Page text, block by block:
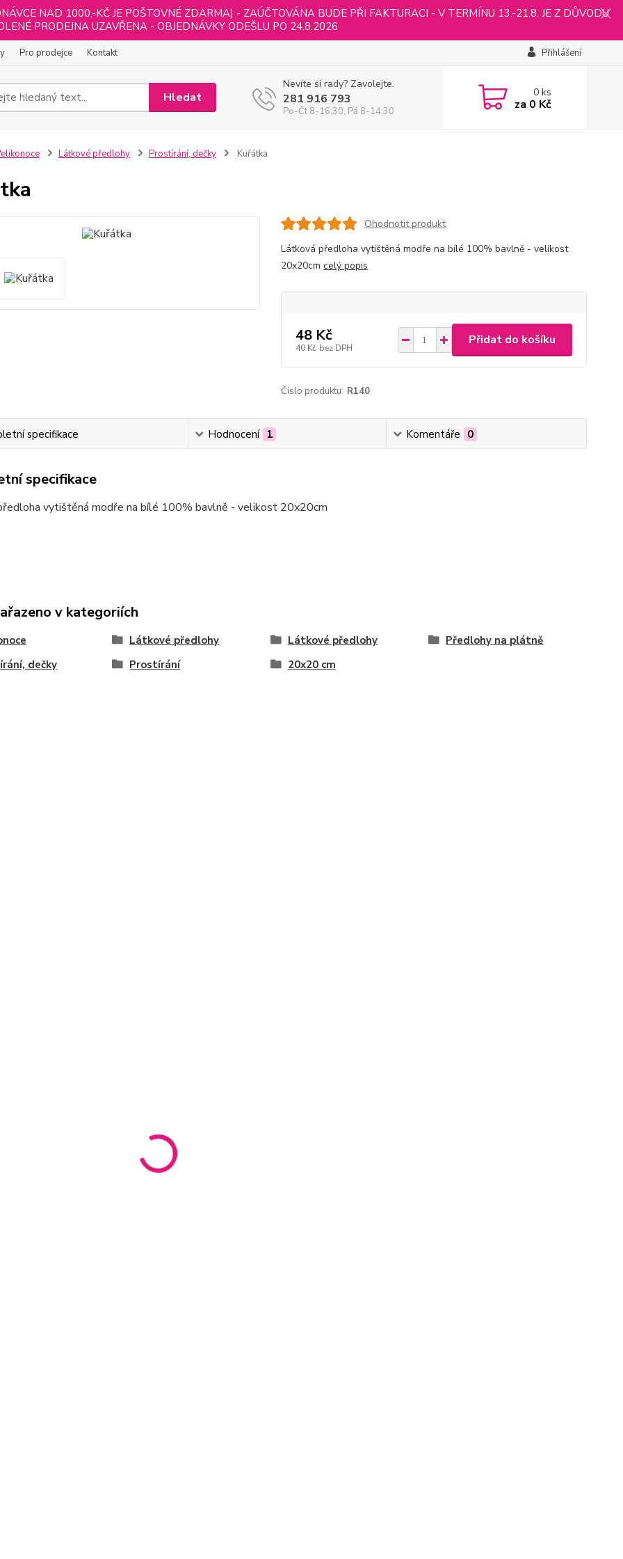
NAD 1000,-KČ JE POŠTOVNÉ ZDARMA) - ZAÚČTOVÁNA BUDE PŘI FAKTURACI - V TERMÍNU 13.-21.8. JE Z DŮVODU
PRODEJNA UZAVŘENA - OBJEDNÁVKY ODEŠLU PO 24.8.2026
Pro prodejce Kontakt Přihlášení
Hledat
Nevíte si rady? Zavolejte.
281 916 793
Po-Čt 8-16:30, Pá 8-14:30
0ks
za 0 Kč
Látkové předlohy Prostírání, dečky Kuřátka
Ohodnotit produkt
Látková předloha vytištěná modře na bílé 100% bavlně - velikost
20x20cm celý popis
48 Kč
40 Kč bez DPH
Přidat do košíku
Číslo produktu: R140
specifikace Hodnocení 1 Komentáře 0
specifikace
vytištěná modře na bílé 100% bavlně - velikost 20x20cm
v kategoriích
Látkové předlohy Látkové předlohy
Předlohy na plátně
dečky
Prostírání 20x20 cm